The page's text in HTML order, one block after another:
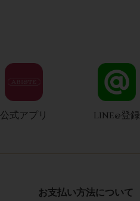
公式アプリ LINE@登録
お支払い方法について